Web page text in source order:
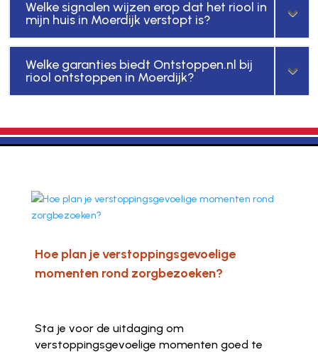
Welke signalen wijzen erop dat het riool in
mijn huis in Moerdijk verstopt is?
Welke garanties biedt Ontstoppen.nl bij
riool ontstoppen in Moerdijk?
Hoe plan je verstoppingsgevoelige
momenten rond zorgbezoeken?
Sta je voor de uitdaging om
verstoppingsgevoelige momenten goed te